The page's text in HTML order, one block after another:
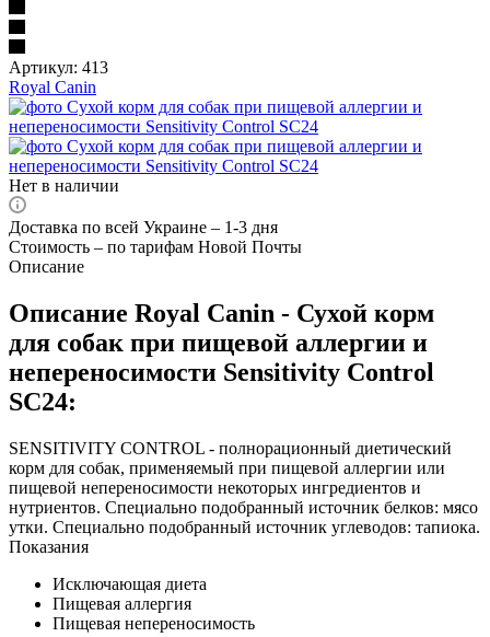
Артикул: 413
Royal Canin
Нет в наличии
Доставка по всей Украине – 1-3 дня
Стоимость – по тарифам Новой Почты
Описание
Описание Royal Canin - Сухой корм
для собак при пищевой аллергии и
непереносимости Sensitivity Control
SC24:
SENSITIVITY CONTROL - полнорационный диетический
корм для собак, применяемый при пищевой аллергии или
пищевой непереносимости некоторых ингредиентов и
нутриентов. Специально подобранный источник белков: мясо
утки. Специально подобранный источник углеводов: тапиока.
Показания
Исключающая диета
Пищевая аллергия
Пищевая непереносимость